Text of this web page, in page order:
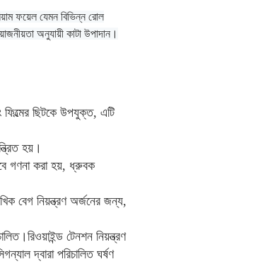
ফয়েল যেমন বিভিন্ন রোল
অনুযায়ী কাটা উপাদান।
ফিল্মের ছিটকে উপযুক্ত, এটি
হয়।
গণনা করা হয়, ধ্রুবক
বেগ নিয়ন্ত্রণ অর্জনের জন্য,
টেনশন নিয়ন্ত্রণ
দ্বারা পরিচালিত ঘর্ষণ